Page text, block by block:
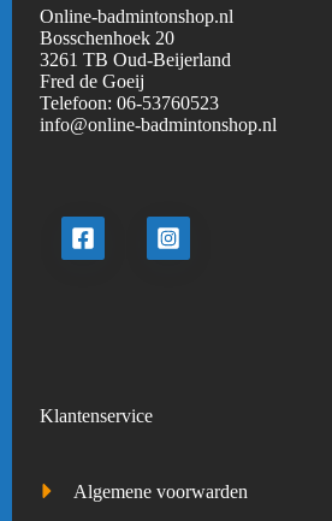
Online-badmintonshop.nl
Bosschenhoek 20
3261 TB Oud-Beijerland
Fred de Goeij
Telefoon:06-53760523
info@online-badmintonshop.nl
Klantenservice
Algemene voorwarden